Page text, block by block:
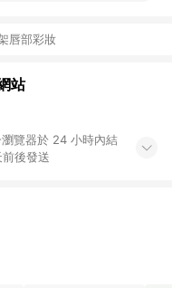
唇部彩妝
站
覽器於 24 小時內結
後發送